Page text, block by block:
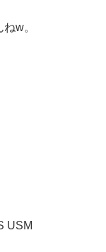
w。
USM